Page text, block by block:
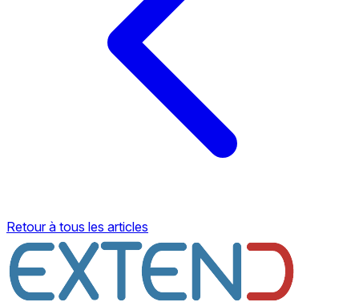
Retour à tous les articles